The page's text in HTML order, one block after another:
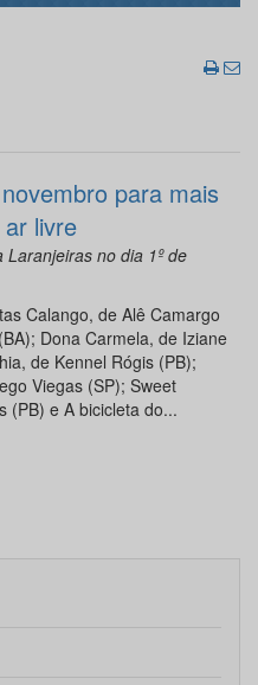
para mais
livre
no dia 1º de
Calango, de Alê Camargo
Dona Carmela, de Iziane
de Kennel Rógis (PB);
Viegas (SP); Sweet
(PB) e A bicicleta do...